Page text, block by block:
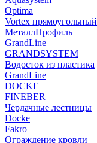
Optima
Vortex прямоугольный
МеталлПрофиль
GrandLine
GRANDSYSTEM
Водосток из пластика
GrandLine
DOCKE
FINEBER
Чердачные лестницы
Docke
Fakro
Ограждение кровли